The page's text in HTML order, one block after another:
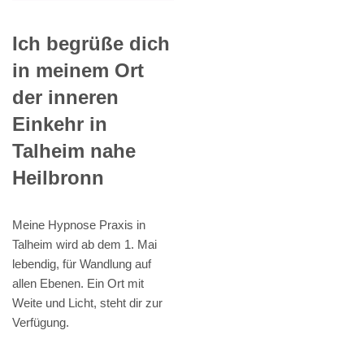
Ich begrüße dich
in meinem Ort
der inneren
Einkehr in
Talheim nahe
Heilbronn
Meine Hypnose Praxis in
Talheim wird ab dem 1. Mai
lebendig, für Wandlung auf
allen Ebenen. Ein Ort mit
Weite und Licht, steht dir zur
Verfügung.